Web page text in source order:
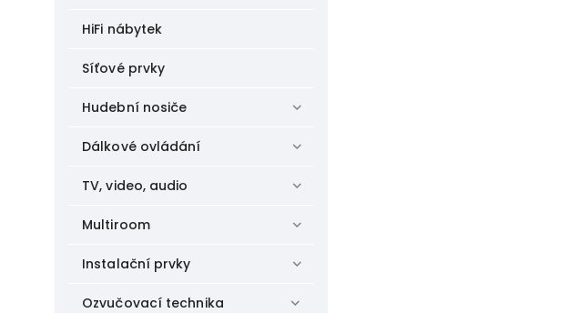
HiFi nábytek
Síťové prvky
Hudební nosiče
Dálkové ovládání
TV, video, audio
Multiroom
Instalační prvky
Ozvučovací technika